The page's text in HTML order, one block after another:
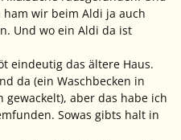
wir beim Aldi ja auch
Und wo ein Aldi da ist
eindeutig das ältere Haus.
da (ein Waschbecken in
aber das habe ich
Sowas gibts halt in